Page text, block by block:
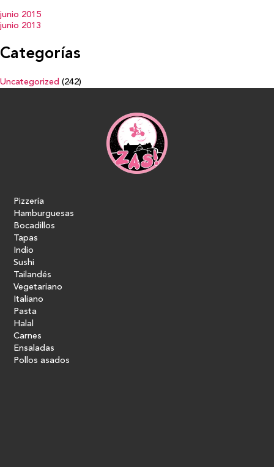
junio 2015
junio 2013
Categorías
Uncategorized (242)
Pizzería
Hamburguesas
Bocadillos
Tapas
Indio
Sushi
Tailandés
Vegetariano
Italiano
Pasta
Halal
Carnes
Ensaladas
Pollos asados